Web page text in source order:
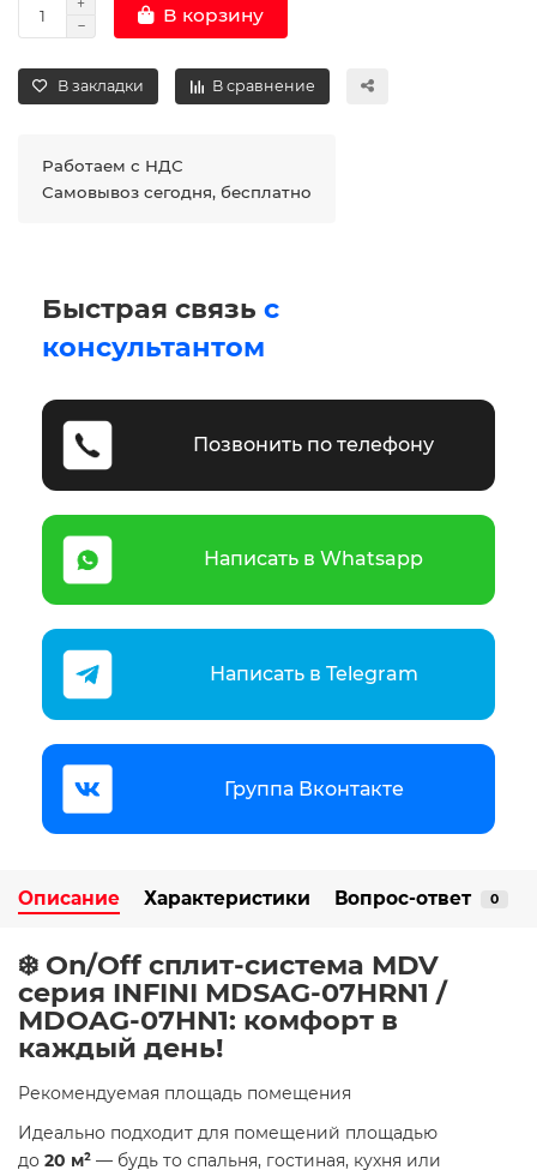
В корзину
В закладки В сравнение
Работаем с НДС
Самовывоз сегодня, бесплатно
Быстрая связь с
консультантом
Позвонить по телефону
Написать в Whatsapp
Написать в Telegram
Группа Вконтакте
Описание Характеристики Вопрос-ответ 0
❄️ On/Off cплит-система MDV
серия INFINI MDSAG-07HRN1 /
MDOAG-07HN1: комфорт в
каждый день!
Рекомендуемая площадь помещения
Идеально подходит для помещений площадью
до 20 м² — будь то спальня, гостиная, кухня или